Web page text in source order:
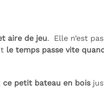
aire de jeu. Elle n’est
le temps passe vite
ce petit bateau en bois